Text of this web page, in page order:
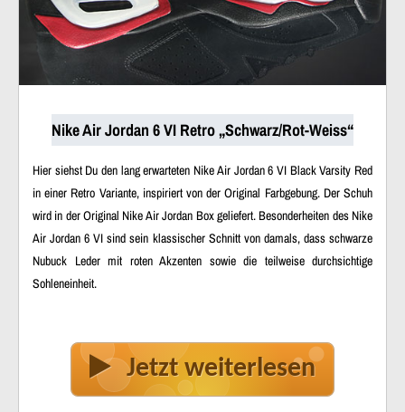
Nike Air Jordan 6 VI Retro „Schwarz/Rot-Weiss“
Hier siehst Du den lang erwarteten Nike Air Jordan 6 VI Black Varsity Red
in einer Retro Variante, inspiriert von der Original Farbgebung. Der Schuh
wird in der Original Nike Air Jordan Box geliefert. Besonderheiten des Nike
Air Jordan 6 VI sind sein klassischer Schnitt von damals, dass schwarze
Nubuck Leder mit roten Akzenten sowie die teilweise durchsichtige
Sohleneinheit.
Jetzt weiterlesen